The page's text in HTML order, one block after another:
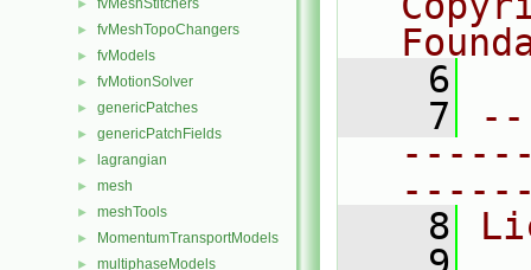
► fvMeshStitchers
► fvMeshTopoChangers
► fvModels
► fvMotionSolver
► genericPatches
► genericPatchFields
► lagrangian
► mesh
► meshTools
► MomentumTransportModels
► multiphaseModels
    6
    7
    8